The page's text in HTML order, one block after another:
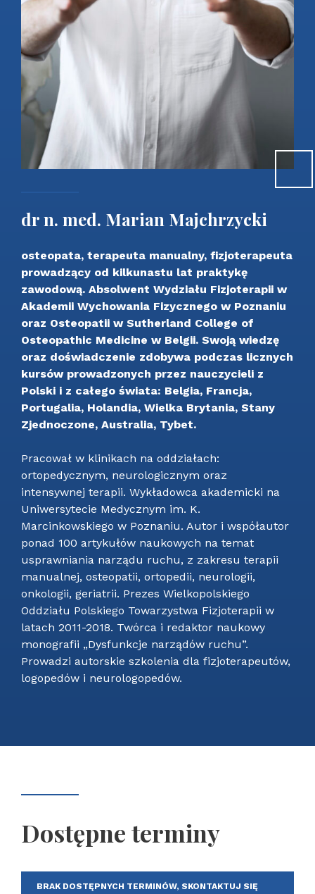
dr n. med. Marian Majchrzycki
osteopata, terapeuta manualny, fizjoterapeuta
prowadzący od kilkunastu lat praktykę
zawodową. Absolwent Wydziału Fizjoterapii w
Akademii Wychowania Fizycznego w Poznaniu
oraz Osteopatii w Sutherland College of
Osteopathic Medicine w Belgii. Swoją wiedzę
oraz doświadczenie zdobywa podczas licznych
kursów prowadzonych przez nauczycieli z
Polski i z całego świata: Belgia, Francja,
Portugalia, Holandia, Wielka Brytania, Stany
Zjednoczone, Australia, Tybet.
Pracował w klinikach na oddziałach:
ortopedycznym, neurologicznym oraz
intensywnej terapii. Wykładowca akademicki na
Uniwersytecie Medycznym im. K.
Marcinkowskiego w Poznaniu. Autor i współautor
ponad 100 artykułów naukowych na temat
usprawniania narządu ruchu, z zakresu terapii
manualnej, osteopatii, ortopedii, neurologii,
onkologii, geriatrii. Prezes Wielkopolskiego
Oddziału Polskiego Towarzystwa Fizjoterapii w
latach 2011-2018. Twórca i redaktor naukowy
monografii „Dysfunkcje narządów ruchu”.
Prowadzi autorskie szkolenia dla fizjoterapeutów,
logopedów i neurologopedów.
Dostępne terminy
BRAK DOSTĘPNYCH TERMINÓW, SKONTAKTUJ SIĘ